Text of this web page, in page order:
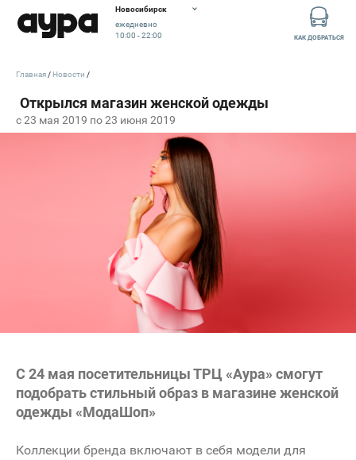
Новосибирск
ежедневно
10:00 - 22:00
КАК ДОБРАТЬСЯ
c 23 мая 2019 по 23 июня 2019
Главная Новости
С 24 мая посетительницы ТРЦ «Аура» смогут
подобрать стильный образ в магазине женской
одежды «МодаШоп»
Коллекции бренда включают в себя модели для